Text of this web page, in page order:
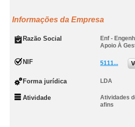
Informações da Empresa
Razão Social
Enf -
Apoio À
NIF 5111...
Forma jurídica LDA
Atividade
Atividades
afins